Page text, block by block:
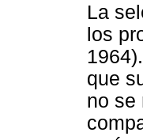
La
los
que
no se